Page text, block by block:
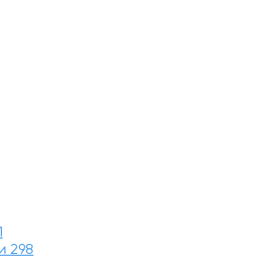
298